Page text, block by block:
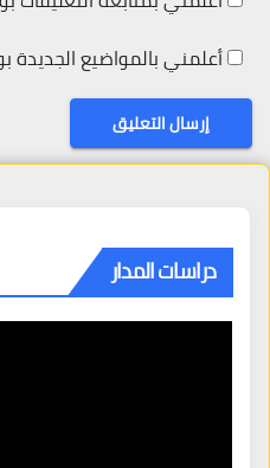
أعلمني بالمواضيع الجديدة
دراسات المدار